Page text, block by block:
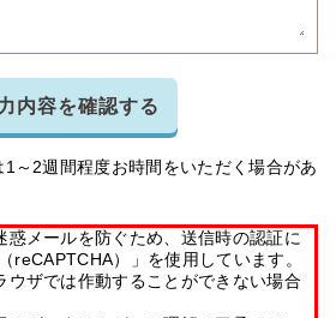
内容を確認する
～2週間程度お時間をいただく場合があ
惑メールを防ぐため、送信時の認証に
reCAPTCHA）」を使用しています。
ウザでは作動することができない場合